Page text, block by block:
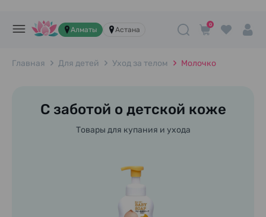
Алматы Астана
0
Главная Для детей Уход за телом Молочко
С заботой о детской коже
Товары для купания и ухода